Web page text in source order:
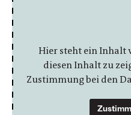
Hier steht ein Inhalt
diesen Inhalt zu
Zustimmung bei den